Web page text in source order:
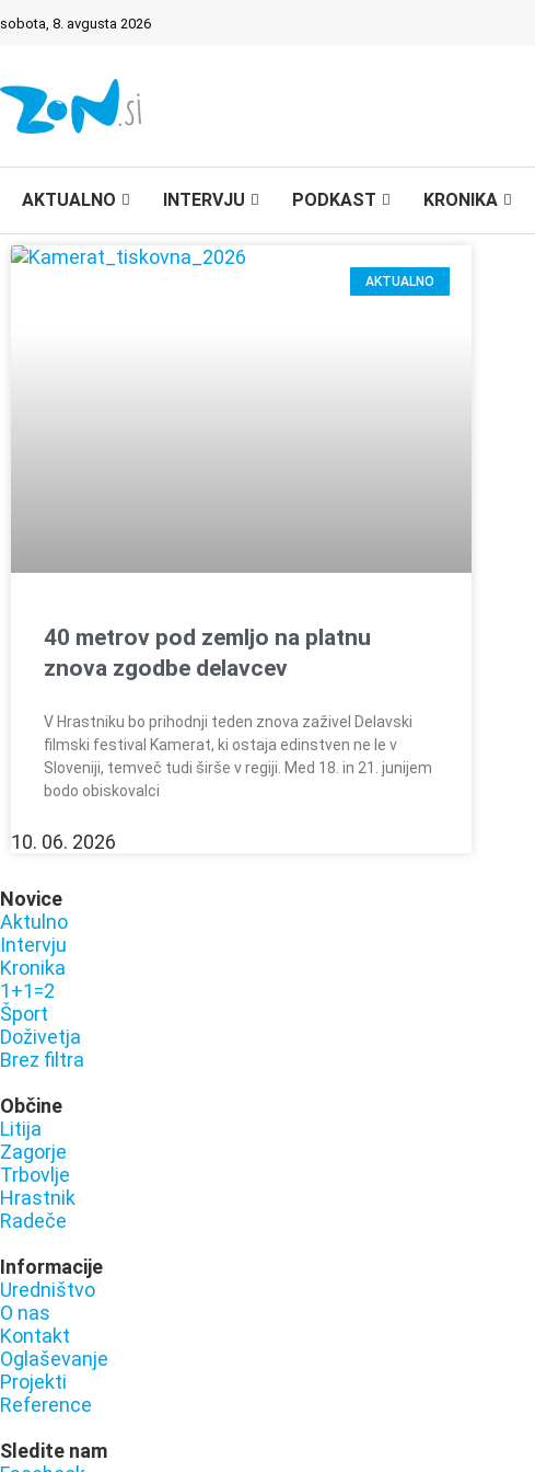
sobota, 8. avgusta 2026
AKTUALNO INTERVJU PODKAST KRONIKA
AKTUALNO
40 metrov pod zemljo na platnu
znova zgodbe delavcev
V Hrastniku bo prihodnji teden znova zaživel Delavski
filmski festival Kamerat, ki ostaja edinstven ne le v
Sloveniji, temveč tudi širše v regiji. Med 18. in 21. junijem
bodo obiskovalci
10. 06. 2026
Novice
Aktulno
Intervju
Kronika
1+1=2
Šport
Doživetja
Brez filtra
Občine
Litija
Zagorje
Trbovlje
Hrastnik
Radeče
Informacije
Uredništvo
O nas
Kontakt
Oglaševanje
Projekti
Reference
Sledite nam